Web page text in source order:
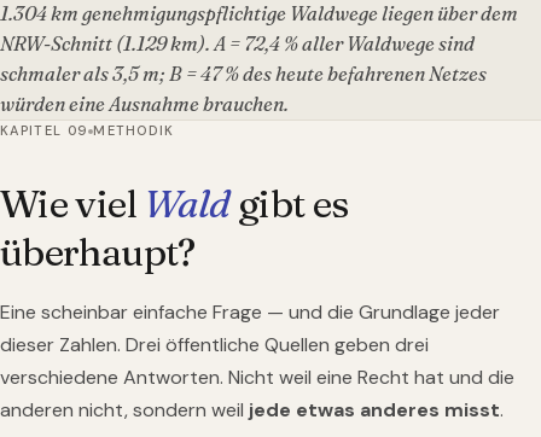
1.304 km genehmigungspflichtige Waldwege liegen über dem
NRW-Schnitt (1.129 km). A = 72,4 % aller Waldwege sind
schmaler als 3,5 m; B = 47 % des heute befahrenen Netzes
würden eine Ausnahme brauchen.
KAPITEL 09 METHODIK
Wie viel Waldgibt es
überhaupt?
Eine scheinbar einfache Frage — und die Grundlage jeder
dieser Zahlen. Drei öffentliche Quellen geben drei
verschiedene Antworten. Nicht weil eine Recht hat und die
anderen nicht, sondern weil jede etwas anderes misst.